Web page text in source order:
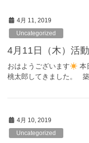
4月 11, 2019
Uncategorized
4月11日（木）活
おはようございます
本
桃太郎してきました。
4月 10, 2019
Uncategorized